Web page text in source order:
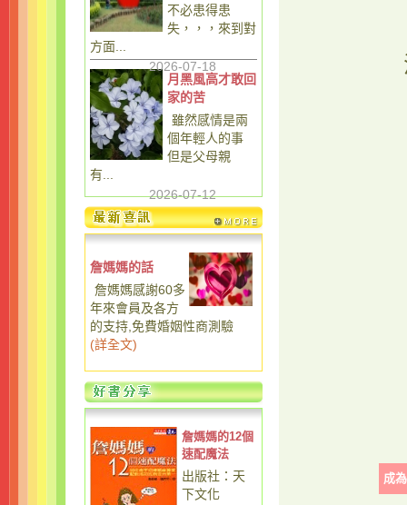
不必患得患
失，，，來到對
方面...
2026-07-18
月黑風高才敢回
家的苦
雖然感情是兩
個年輕人的事
但是父母親
有...
2026-07-12
詹媽媽的話
詹媽媽感謝60多
年來會員及各方
的支持,免費婚姻性商測驗
(詳全文)
詹媽媽的12個
速配魔法
出版社：天
下文化
成